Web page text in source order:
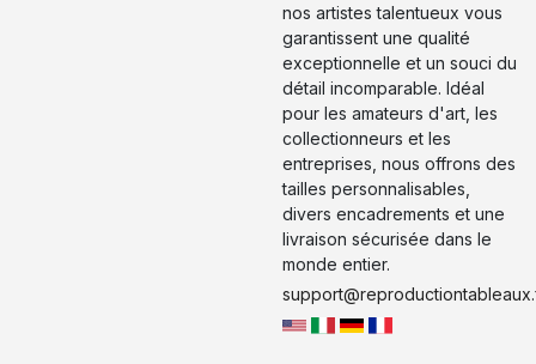
nos artistes talentueux vous
garantissent une qualité
exceptionnelle et un souci du
détail incomparable. Idéal
pour les amateurs d'art, les
collectionneurs et les
entreprises, nous offrons des
tailles personnalisables,
divers encadrements et une
livraison sécurisée dans le
monde entier.